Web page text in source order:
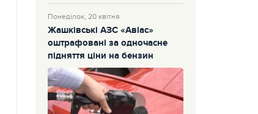
Понеділок, 20 квітня
Жашківські АЗС «Авіас»
оштрафовані за одночасне
підняття ціни на бензин